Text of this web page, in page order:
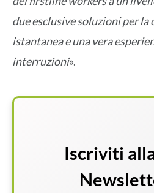
due esclusive soluzioni per la
istantanea e una vera
interruzioni».
Iscriviti